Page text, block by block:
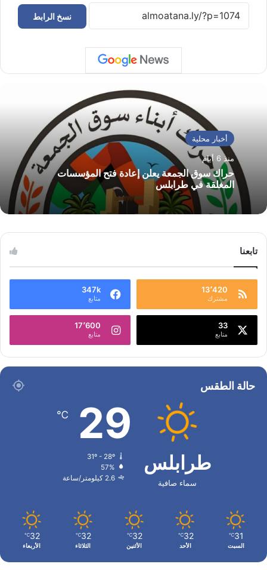
نسخ الرابط
أخبار محلية
منذ 6 أيام
حراك سوق الجمعة يعلن إعادة فتح المؤسسات
المغلقة في طرابلس
تابعنا
13٬420
مشترك
347k
متابع
33
متابع
17٬600
متابع
حالة الطقس
طرابلس
سماء صافية
29
℃
31º - 28º
57%
2.6 كيلومتر/ساعة
31
℃
السبت
32
℃
الأحد
32
℃
الأثنين
32
℃
الثلاثاء
32
℃
الأربعاء